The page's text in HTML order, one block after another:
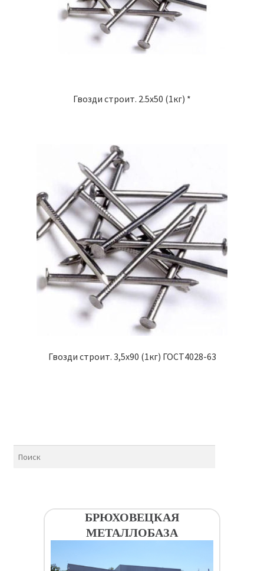
Гвозди строит. 2.5х50 (1кг) *
Гвозди строит. 3,5х90 (1кг) ГОСТ4028-63
БРЮХОВЕЦКАЯ
МЕТАЛЛОБАЗА